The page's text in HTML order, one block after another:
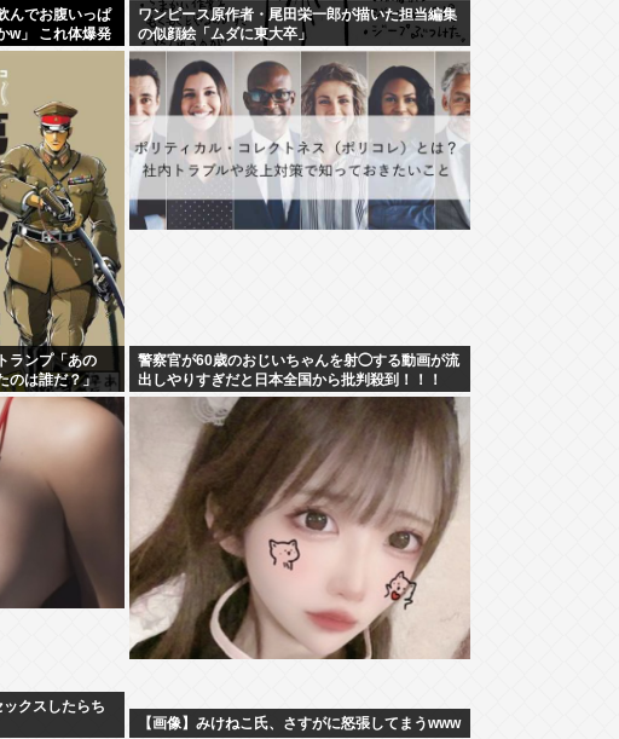
んでお腹いっぱ
w」 これ体爆発
ワンピース原作者・尾田栄一郎が描いた担当編集
の似顔絵「ムダに東大卒」
ランプ「あの
のは誰だ？」
警察官が60歳のおじいちゃんを射◯する動画が流
出しやりすぎだと日本全国から批判殺到！！！
ックスしたらち
【画像】みけねこ氏、さすがに怒張してまうwww